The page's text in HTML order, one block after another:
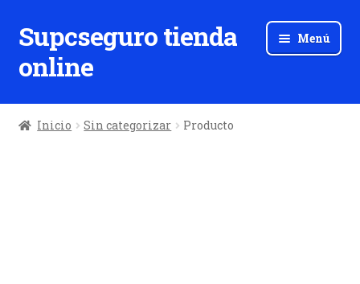
Ir
a
la
Ir
al
contenido
Supcseguro tienda
online
Menú
Inicio Sin categorizar Producto